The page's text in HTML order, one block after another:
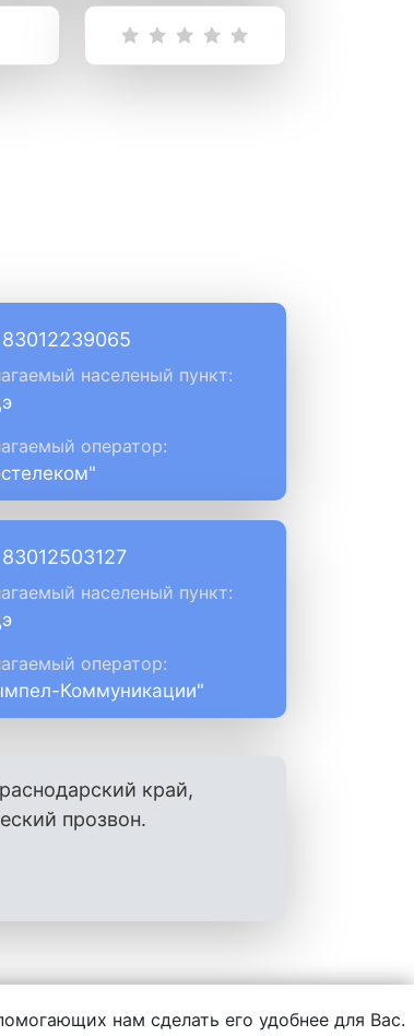
83012239065
населеный пункт:
оператор:
83012503127
населеный пункт:
оператор:
Коммуникации"
край,
прозвон.
написанной пользователями.
нам сделать его удобнее для Вас.